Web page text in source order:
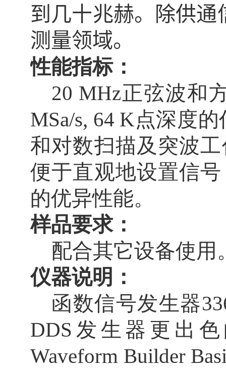
到几十兆赫。除供
测量领域。
性能指标：
20 MHz正弦波和
MSa/s, 64 K点深度
和对数扫描及突波
便于直观地设置信
的优异性能。
样品要求：
配合其它设备使用
仪器说明：
函数信号发生器
DDS 发生器更出
Waveform Builder